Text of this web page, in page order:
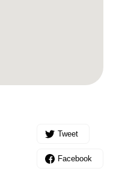
Tweet
Facebook